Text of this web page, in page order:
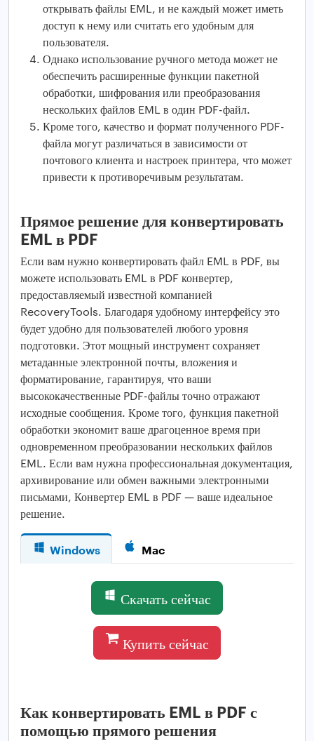
открывать файлы EML, и не каждый может иметь
доступ к нему или считать его удобным для
пользователя.
Однако использование ручного метода может не
обеспечить расширенные функции пакетной
обработки, шифрования или преобразования
нескольких файлов EML в один PDF-файл.
Кроме того, качество и формат полученного PDF-
файла могут различаться в зависимости от
почтового клиента и настроек принтера, что может
привести к противоречивым результатам.
Прямое решение для конвертировать
EML в PDF
Если вам нужно конвертировать файл EML в PDF, вы
можете использовать EML в PDF конвертер,
предоставляемый известной компанией
RecoveryTools. Благодаря удобному интерфейсу это
будет удобно для пользователей любого уровня
подготовки. Этот мощный инструмент сохраняет
метаданные электронной почты, вложения и
форматирование, гарантируя, что ваши
высококачественные PDF-файлы точно отражают
исходные сообщения. Кроме того, функция пакетной
обработки экономит ваше драгоценное время при
одновременном преобразовании нескольких файлов
EML. Если вам нужна профессиональная документация,
архивирование или обмен важными электронными
письмами, Конвертер EML в PDF — ваше идеальное
решение.
Windows Mac
Скачать сейчас
Купить сейчас
Как конвертировать EML в PDF с
помощью прямого решения